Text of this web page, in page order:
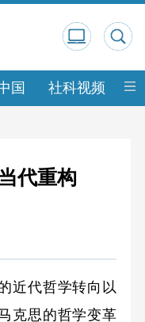
国 社科视频 中
代重构
代哲学转向以
克思的哲学变革